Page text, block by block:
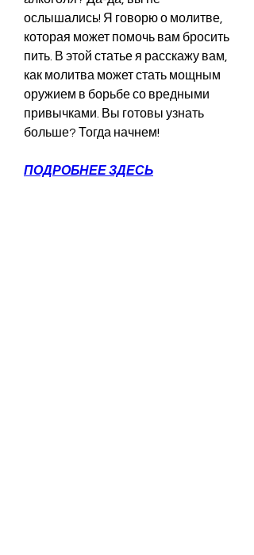
ослышались! Я говорю о молитве,
которая может помочь вам бросить
пить. В этой статье я расскажу вам,
как молитва может стать мощным
оружием в борьбе со вредными
привычками. Вы готовы узнать
больше? Тогда начнем!
ПОДРОБНЕЕ ЗДЕСЬ